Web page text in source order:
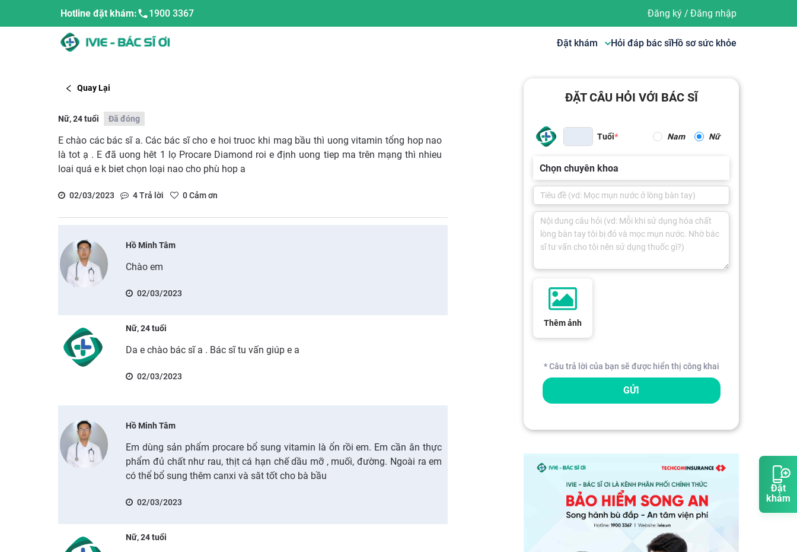
Đặt
khám
Hotline đặt khám: 1900 3367 Đăng ký/ Đăng nhập
Đặt khám Hỏi đáp bác sĩHồ sơ sức khỏe
Quay Lại
Nữ, 24 tuổi Đã đóng
E chào các bác sĩ a. Các bác sĩ cho e hoi truoc khi mag bầu thì uong vitamin tổng hop nao
là tot ạ . E đã uong hêt 1 lọ Procare Diamond roi e định uong tiep ma trên mạng thì nhieu
loai quá e k biet chọn loại nao cho phù hop a
02/03/2023 4Trả lời 0Cảm ơn
Hồ Minh Tâm
Chào em
02/03/2023
Nữ, 24 tuổi
Da e chào bác sĩ a . Bác sĩ tu vấn giúp e a
02/03/2023
Hồ Minh Tâm
Em dùng sản phẩm procare bổ sung vitamin là ổn rồi em. Em cần ăn thực
phẩm đủ chất như rau, thịt cá hạn chế dầu mỡ , muối, đường. Ngoài ra em
có thể bổ sung thêm canxi và săt tốt cho bà bầu
02/03/2023
Nữ, 24 tuổi
ĐẶT CÂU HỎI VỚI BÁC SĨ
Tuổi Nam Nữ
Chọn chuyên khoa
Thêm ảnh
* Câu trả lời của bạn sẽ được hiển thị công khai
GỬI